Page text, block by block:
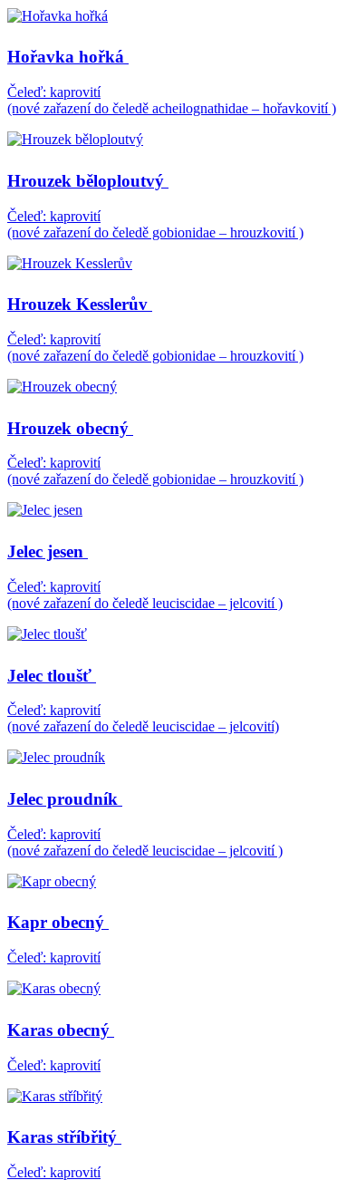
Hořavka hořká
Čeleď: kaprovití
(nové zařazení do čeledě acheilognathidae – hořavkovití )
Hrouzek běloploutvý
Čeleď: kaprovití
(nové zařazení do čeledě gobionidae – hrouzkovití )
Hrouzek Kesslerův
Čeleď: kaprovití
(nové zařazení do čeledě gobionidae – hrouzkovití )
Hrouzek obecný
Čeleď: kaprovití
(nové zařazení do čeledě gobionidae – hrouzkovití )
Jelec jesen
Čeleď: kaprovití
(nové zařazení do čeledě leuciscidae – jelcovití )
Jelec tloušť
Čeleď: kaprovití
(nové zařazení do čeledě leuciscidae – jelcovití)
Jelec proudník
Čeleď: kaprovití
(nové zařazení do čeledě leuciscidae – jelcovití )
Kapr obecný
Čeleď: kaprovití
Karas obecný
Čeleď: kaprovití
Karas stříbřitý
Čeleď: kaprovití